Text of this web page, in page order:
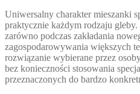
Uniwersalny charakter mieszanki
praktycznie każdym rodzaju
zarówno podczas zakładania
zagospodarowywania większych
rozwiązanie wybierane przez
bez konieczności stosowania
przeznaczonych do bardzo